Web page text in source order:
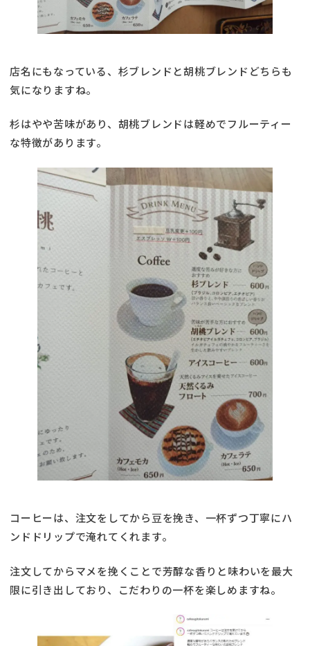
店名にもなっている、杉ブレンドと胡桃ブレンドどちらも
気になりますね。
杉はやや苦味があり、胡桃ブレンドは軽めでフルーティー
な特徴があります。
コーヒーは、注文をしてから豆を挽き、一杯ずつ丁寧にハ
ンドドリップで淹れてくれます。
注文してからマメを挽くことで芳醇な香りと味わいを最大
限に引き出しており、こだわりの一杯を楽しめますね。